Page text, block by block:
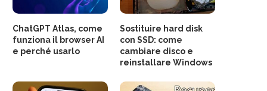
ChatGPT Atlas, come
funziona il browser AI
e perché usarlo
Sostituire hard disk
con SSD: come
cambiare disco e
reinstallare Windows